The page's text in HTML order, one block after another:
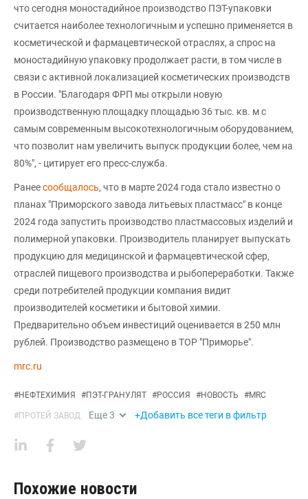
что сегодня моностадийное производство ПЭТ-упаковки
считается наиболее технологичным и успешно применяется в
косметической и фармацевтической отраслях, а спрос на
моностадийную упаковку продолжает расти, в том числе в
связи с активной локализацией косметических производств
в России. "Благодаря ФРП мы открыли новую
производственную площадку площадью 36 тыс. кв. м с
самым современным высокотехнологичным оборудованием,
что позволит нам увеличить выпуск продукции более, чем на
80%", - цитирует его пресс-служба.
Ранеесообщалось, что в марте 2024 года стало известно о
планах "Приморского завода литьевых пластмасс" в конце
2024 года запустить производство пластмассовых изделий и
полимерной упаковки. Производитель планирует выпускать
продукцию для медицинской и фармацевтической сфер,
отраслей пищевого производства и рыбопереработки. Также
среди потребителей продукции компания видит
производителей косметики и бытовой химии.
Предварительно объем инвестиций оценивается в 250 млн
рублей. Производство размещено в ТОР "Приморье".
mrc.ru
#НЕФТЕХИМИЯ #ПЭТ-ГРАНУЛЯТ #РОССИЯ #НОВОСТЬ #MRC
#ПРОТЕЙ ЗАВОД Еще3 +Добавить все теги в фильтр
Похожие новости